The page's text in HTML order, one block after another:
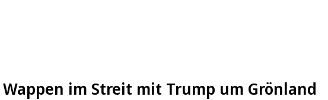
im Streit mit Trump um Grönland